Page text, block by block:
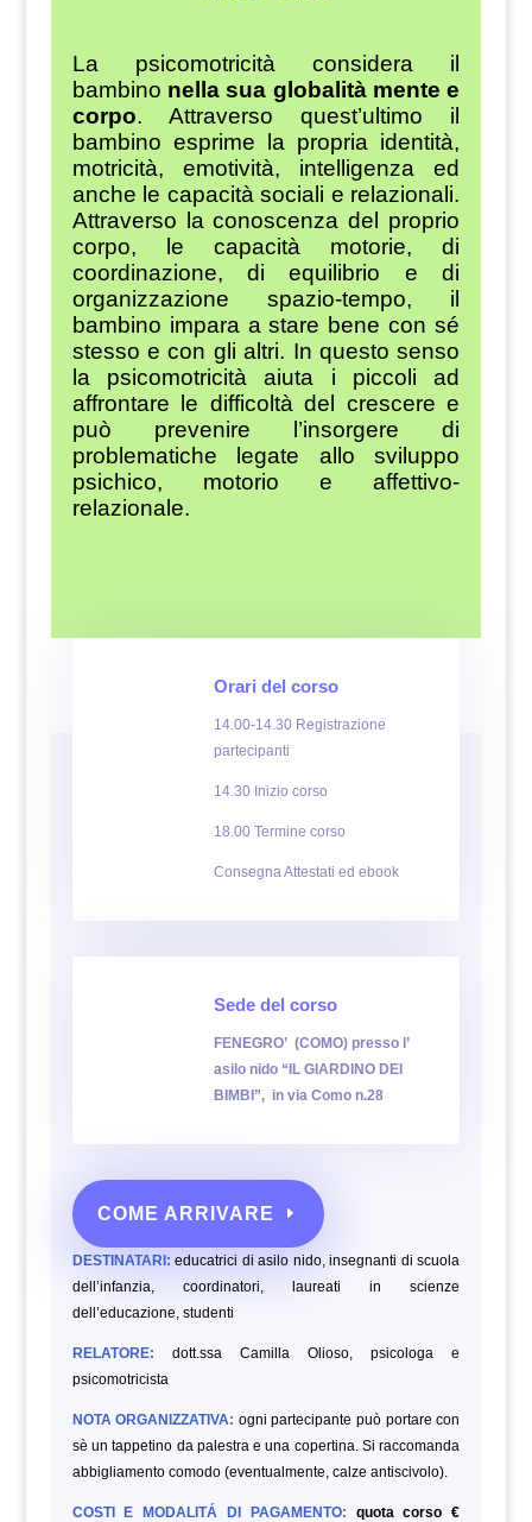
La psicomotricità considera il
bambino nella sua globalità mente e
corpo. Attraverso quest’ultimo il
bambino esprime la propria identità,
motricità, emotività, intelligenza ed
anche le capacità sociali e relazionali.
Attraverso la conoscenza del proprio
corpo, le capacità motorie, di
coordinazione, di equilibrio e di
organizzazione spazio-tempo, il
bambino impara a stare bene con sé
stesso e con gli altri. In questo senso
la psicomotricità aiuta i piccoli ad
affrontare le difficoltà del crescere e
può prevenire l’insorgere di
problematiche legate allo sviluppo
psichico, motorio e affettivo-
relazionale.
Orari del corso
14.00-14.30 Registrazione
partecipanti
14.30 Inizio corso
18.00 Termine corso
Consegna Attestati ed ebook
Sede del corso
FENEGRO’ (COMO) presso l’
asilo nido “IL GIARDINO DEI
BIMBI”, in via Como n.28
COME ARRIVARE
DESTINATARI: educatrici di asilo nido, insegnanti di scuola
dell’infanzia, coordinatori, laureati in scienze
dell’educazione, studenti
RELATORE: dott.ssa Camilla Olioso, psicologa e
psicomotricista
NOTA ORGANIZZATIVA: ogni partecipante può portare con
sè un tappetino da palestra e una copertina. Si raccomanda
abbigliamento comodo (eventualmente, calze antiscivolo).
COSTI E MODALITÁ DI PAGAMENTO:
quota corso €